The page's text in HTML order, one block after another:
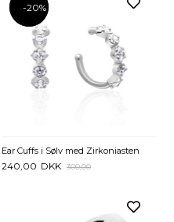
-20%
-20%
Ear Cuffs i Sølv med Zirkoniasten
240,00 DKK 300,00